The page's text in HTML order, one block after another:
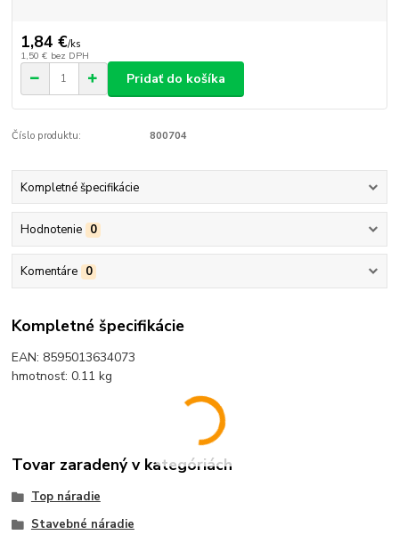
1,84 €/ks
1,50 € bez DPH
Pridať do košíka
Číslo produktu: 800704
Kompletné špecifikácie
Hodnotenie 0
Komentáre 0
Kompletné špecifikácie
EAN: 8595013634073
hmotnosť: 0.11 kg
Tovar zaradený v kategóriách
Top náradie
Stavebné náradie